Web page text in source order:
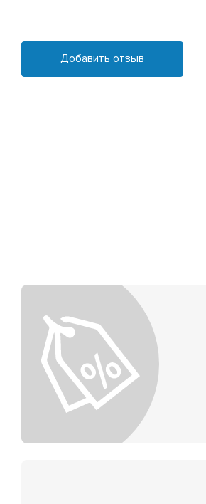
Добавить отзыв